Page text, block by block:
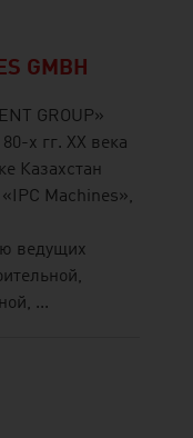
GMBH
GROUP»
х гг. ХХ века
Казахстан
Machines»,
ведущих
...